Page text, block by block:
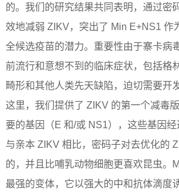
的。我们的研究结果共同表明，通过密
效地减弱 ZIKV，突出了 Min E+NS1 作
全候选疫苗的潜力。重要性由于寨卡病
前流行和意想不到的临床症状，包括格
畸形和其他人类先天缺陷，迫切需要开
这里，我们提供了 ZIKV 的第一个减毒
要的基因（E 和/或 NS1），这些基因经
与亲本 ZIKV 相比，密码子对去优化的
的，并且比哺乳动物细胞更喜欢昆虫。
最强的变体，它以强大的中和抗体滴度